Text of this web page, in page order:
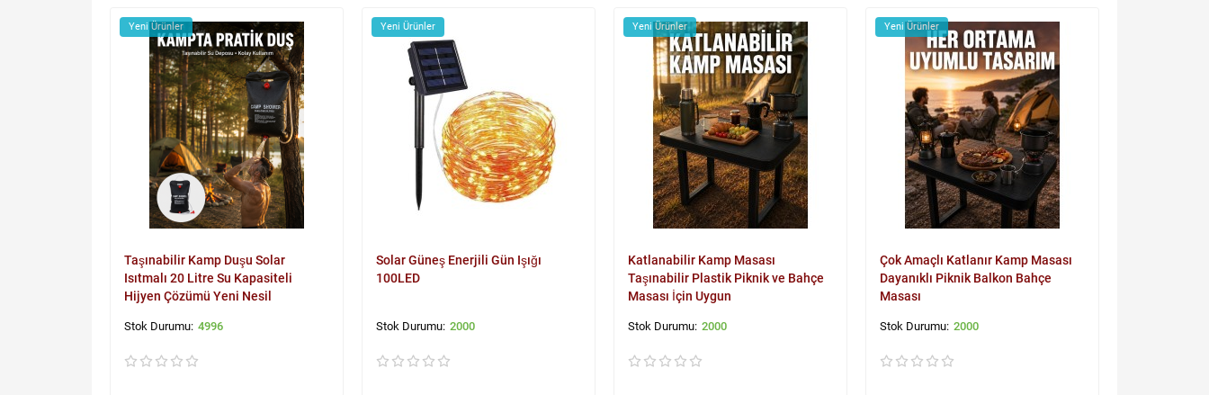
Yeni Ürünler
Taşınabilir Kamp Duşu Solar
Isıtmalı 20 Litre Su Kapasiteli
Hijyen Çözümü Yeni Nesil
4996
Yeni Ürünler
Solar Güneş Enerjili Gün Işığı
100LED
2000
Yeni Ürünler
Katlanabilir Kamp Masası
Taşınabilir Plastik Piknik ve Bahçe
Masası İçin Uygun
2000
Yeni Ürünler
Çok Amaçlı Katlanır Kamp Masası
Dayanıklı Piknik Balkon Bahçe
Masası
2000